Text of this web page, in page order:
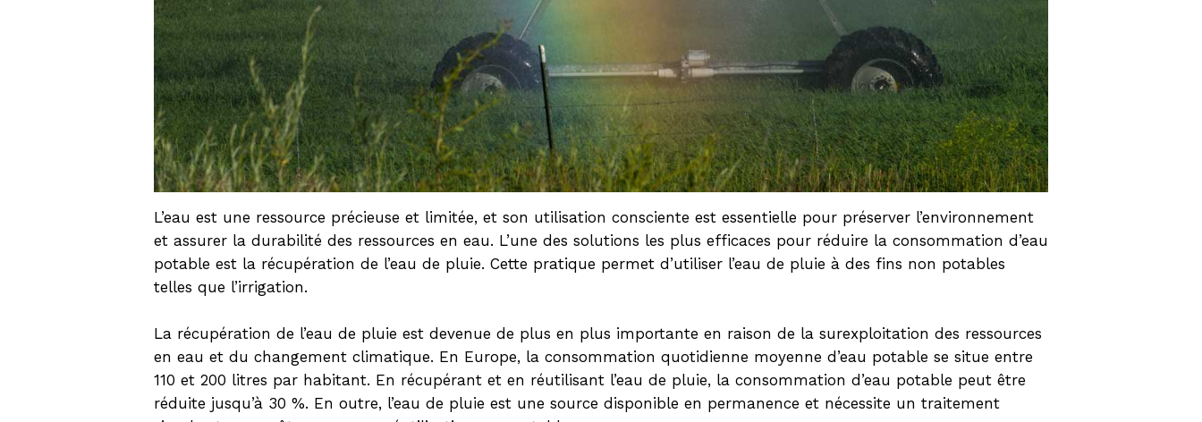
L’eau est une ressource précieuse et limitée, et son utilisation consciente est essentielle pour préserver l’environnement
et assurer la durabilité des ressources en eau. L’une des solutions les plus efficaces pour réduire la consommation d’eau
potable est la récupération de l’eau de pluie. Cette pratique permet d’utiliser l’eau de pluie à des fins non potables
telles que l’irrigation.
La récupération de l’eau de pluie est devenue de plus en plus importante en raison de la surexploitation des ressources
en eau et du changement climatique. En Europe, la consommation quotidienne moyenne d’eau potable se situe entre
110 et 200 litres par habitant. En récupérant et en réutilisant l’eau de pluie, la consommation d’eau potable peut être
réduite jusqu’à 30 %. En outre, l’eau de pluie est une source disponible en permanence et nécessite un traitement